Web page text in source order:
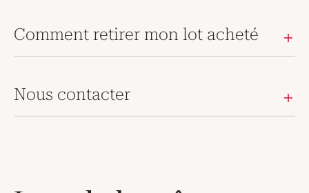
Comment retirer mon lot acheté
Nous contacter